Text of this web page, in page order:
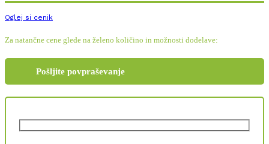
Oglej si cenik
Za natančne cene glede na želeno količino in možnosti dodelave:
Pošljite povpraševanje